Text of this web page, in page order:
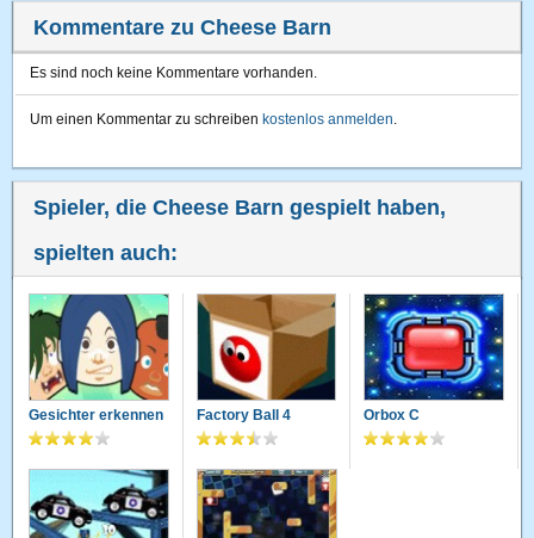
Kommentare zu Cheese Barn
Es sind noch keine Kommentare vorhanden.
Um einen Kommentar zu schreiben kostenlos anmelden.
Spieler, die Cheese Barn gespielt haben,
spielten auch:
Gesichter erkennen Factory Ball 4 Orbox C